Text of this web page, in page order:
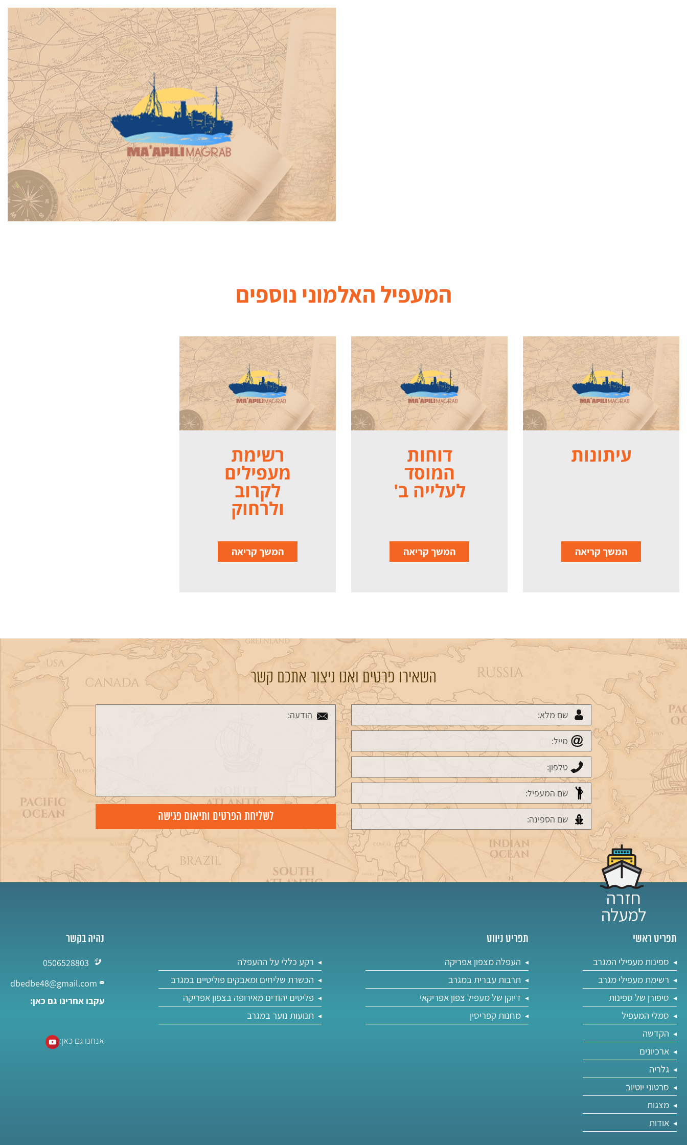
המעפיל האלמוני נוספים
עיתונות
המשך קריאה
דוחות
המוסד
לעלייה ב'
המשך קריאה
רשימת
מעפילים
לקרוב
ולרחוק
המשך קריאה
השאירו פרטים ואנו ניצור אתכם קשר
תפריט ראשי
ספינות מעפילי המגרב
רשימת מעפילי מגרב
סיפורן של ספינות
סמלי המעפיל
הקדשה
ארכיונים
גלריה
סרטוני יוטיוב
מצגות
אודות
תפריט ניווט
העפלה מצפון אפריקה
רקע כללי על ההעפלה
תרבות עברית במגרב
הכשרת שליחים ומאבקים פוליטיים במגרב
דיוקן של מעפיל צפון אפריקאי
פליטים יהודים מאירופה בצפון אפריקה
מחנות קפריסין
תנועות נוער במגרב
נהיה בקשר
0506528803
dbedbe48@gmail.com
עקבו אחרינו גם כאן:
אנחנו גם כאן: